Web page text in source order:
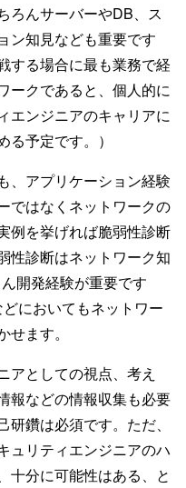
ろんサーバーやDB、ス
ン知見なども重要です
する場合に最も業務で経
ークであると、個人的に
エンジニアのキャリアに
予定です。）
、アプリケーション経験
ではなくネットワークの
例を挙げれば脆弱性診断
性診断はネットワーク知
開発経験が重要です
においてもネットワー
ます。
アとしての視点、考え
報などの情報収集も必要
鑽は必須です。ただ、
ュリティエンジニアのハ
十分に可能性はある、と